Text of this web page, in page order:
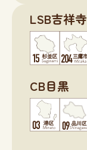
LSB吉祥寺
CB目黒